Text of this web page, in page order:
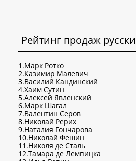
Рейтинг продаж
1.Марк Ротко
2.Казимир Малевич
3.Василий Кандинский
4.Хаим Сутин
5.Алексей Явленский
6.Марк Шагал
7.Валентин Серов
8.Николай Рерих
9.Наталия Гончарова
10.Николай Фешин
11.Николя де Сталь
12.Тамара де Лемпицка